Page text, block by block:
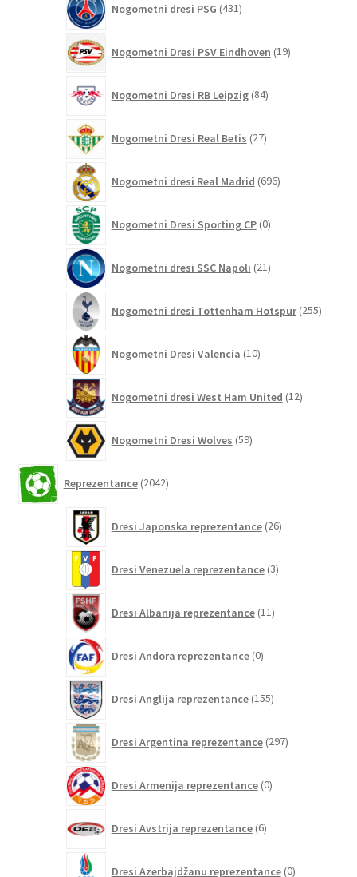
Nogometni dresi PSG 431izdelkov
Nogometni Dresi PSV Eindhoven 19izdelkov
Nogometni Dresi RB Leipzig 84izdelkov
Nogometni Dresi Real Betis 27izdelkov
Nogometni dresi Real Madrid 696izdelkov
Nogometni Dresi Sporting CP 0izdelkov
Nogometni dresi SSC Napoli 21izdelkov
Nogometni dresi Tottenham Hotspur 255
Nogometni Dresi Valencia 10izdelkov
Nogometni dresi West Ham United 12izdelkov
Nogometni Dresi Wolves 59izdelkov
Reprezentance 2042izdelkov
Dresi Japonska reprezentance 26izdelkov
Dresi Venezuela reprezentance 3izdelki
Dresi Albanija reprezentance 11izdelkov
Dresi Andora reprezentance 0izdelkov
Dresi Anglija reprezentance 155izdelkov
Dresi Argentina reprezentance 297izdelkov
Dresi Armenija reprezentance 0izdelkov
Dresi Avstrija reprezentance 6izdelkov
Dresi Azerbajdžanu reprezentance 0